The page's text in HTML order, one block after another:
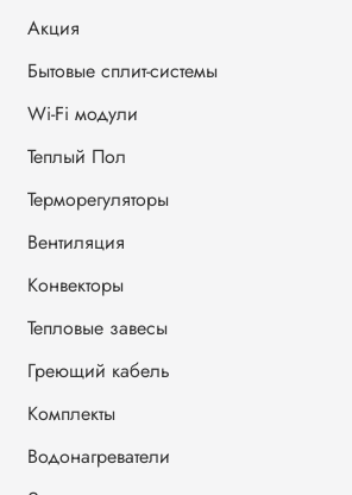
Акция
Бытовые сплит-системы
Wi-Fi модули
Теплый Пол
Терморегуляторы
Вентиляция
Конвекторы
Тепловые завесы
Греющий кабель
Комплекты
Водонагреватели